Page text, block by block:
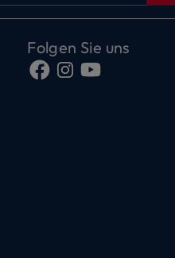
Folgen Sie uns